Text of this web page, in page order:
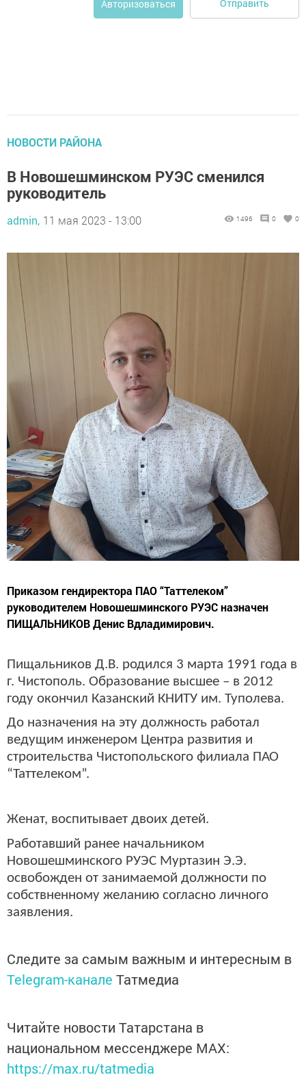
Авторизоваться Отправить
НОВОСТИ РАЙОНА
В Новошешминском РУЭС сменился
руководитель
admin, 11 мая 2023 - 13:00 1496 0 0
Приказом гендиректора ПАО “Таттелеком”
руководителем Новошешминского РУЭС назначен
ПИЩАЛЬНИКОВ Денис Вдладимирович.
Пищальников Д.В. родился 3 марта 1991 года в
г. Чистополь. Образование высшее – в 2012
году окончил Казанский КНИТУ им. Туполева.
До назначения на эту должность работал
ведущим инженером Центра развития и
строительства Чистопольского филиала ПАО
“Таттелеком”.
Женат, воспитывает двоих детей.
Работавший ранее начальником
Новошешминского РУЭС Муртазин Э.Э.
освобожден от занимаемой должности по
собствненному желанию согласно личного
заявления.
Следите за самым важным и интересным в
Telegram-канале Татмедиа
Читайте новости Татарстана в
национальном мессенджере MАХ:
https://max.ru/tatmedia